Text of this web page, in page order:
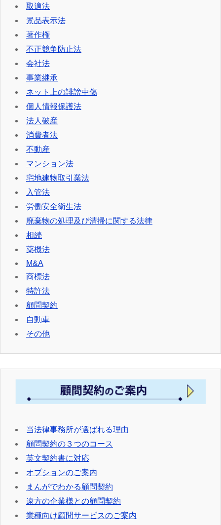
取適法
景品表示法
著作権
不正競争防止法
会社法
事業継承
ネット上の誹謗中傷
個人情報保護法
法人破産
消費者法
不動産
マンション法
宅地建物取引業法
入管法
労働安全衛生法
廃棄物の処理及び清掃に関する法律
相続
薬機法
M&A
商標法
特許法
顧問契約
自動車
その他
当法律事務所が選ばれる理由
顧問契約の３つのコース
英文契約書に対応
オプションのご案内
まんがでわかる顧問契約
遠方の企業様との顧問契約
業種向け顧問サービスのご案内